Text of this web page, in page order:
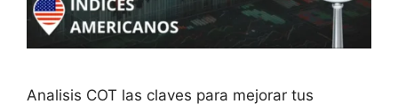
Analisis COT las claves para mejorar tus